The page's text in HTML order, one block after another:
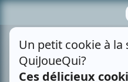
contenu